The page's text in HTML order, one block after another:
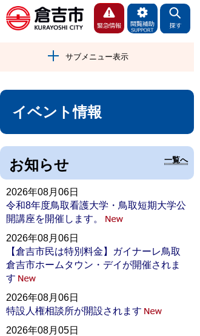
サブメニュー表示
イベント情報
お知らせ 一覧へ
2026年08月06日
令和8年度鳥取看護大学・鳥取短期大学公
開講座を開催します。
2026年08月06日
【倉吉市民は特別料金】ガイナーレ鳥取
倉吉市ホームタウン・デイが開催されま
す
2026年08月06日
特設人権相談所が開設されます
2026年08月05日